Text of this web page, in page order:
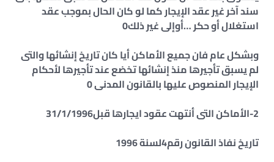
سند آخر غير عقد الإيجار كما لو كان الحال بموجب عقد
استغلال أو حكر …أوإلى غير ذلك0
وبشكل عام فان جميع الأماكن أيا كان تاريخ إنشائها والتى
لم يسبق تأجيرها منذ إنشائها تخضع عند تأجيرها لأحكام
الإيجار المنصوص عليها بالقانون المدنى 0
2-الأماكن التى أنتهت عقود ايجارها قبل31/1/1996
تاريخ نفاذ القانون رقم4لسنة 1996